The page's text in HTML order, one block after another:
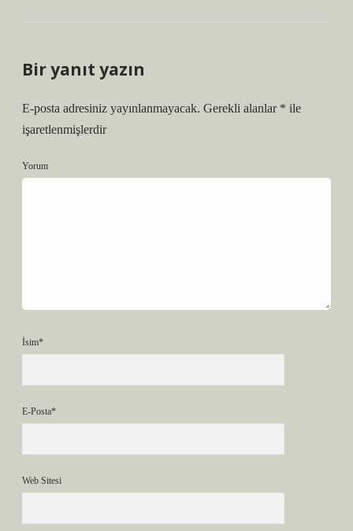
Bir yanıt yazın
E-posta adresiniz yayınlanmayacak. Gerekli alanlar * ile
işaretlenmişlerdir
Yorum
İsim*
E-Posta*
Web Sitesi